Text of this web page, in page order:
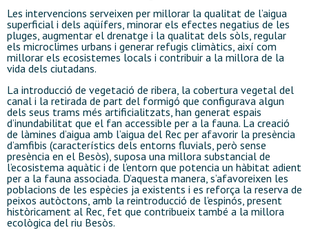
Les intervencions serveixen per millorar la qualitat de l’aigua
superficial i dels aqüífers, minorar els efectes negatius de les
pluges, augmentar el drenatge i la qualitat dels sòls, regular
els microclimes urbans i generar refugis climàtics, així com
millorar els ecosistemes locals i contribuir a la millora de la
vida dels ciutadans.
La introducció de vegetació de ribera, la cobertura vegetal del
canal i la retirada de part del formigó que configurava algun
dels seus trams més artificialitzats, han generat espais
d’inundabilitat que el fan accessible per a la fauna. La creació
de làmines d’aigua amb l’aigua del Rec per afavorir la presència
d’amfibis (característics dels entorns fluvials, però sense
presència en el Besòs), suposa una millora substancial de
l’ecosistema aquàtic i de l’entorn que potencia un hàbitat adient
per a la fauna associada. D’aquesta manera, s’afavoreixen les
poblacions de les espècies ja existents i es reforça la reserva de
peixos autòctons, amb la reintroducció de l’espinós, present
històricament al Rec, fet que contribueix també a la millora
ecològica del riu Besòs.